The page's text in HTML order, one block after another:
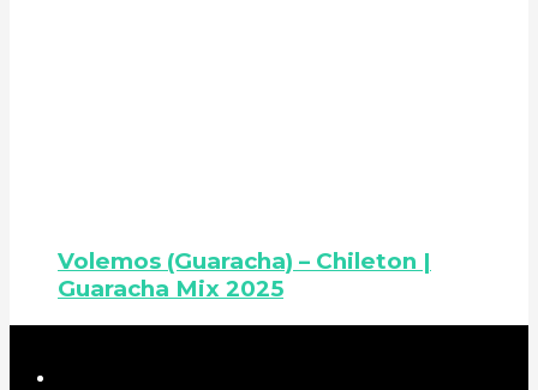
Volemos (Guaracha) – Chileton |
Guaracha Mix 2025